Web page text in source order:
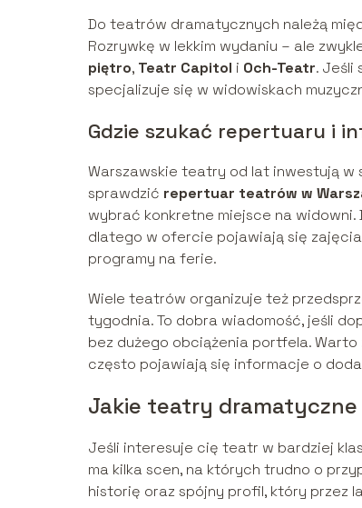
Do teatrów dramatycznych należą
Rozrywkę w lekkim wydaniu – ale
piętro, Teatr Capitol i Och-Teatr. Jeśli
specjalizuje się w widowiskach
Gdzie szukać repertuaru i
Warszawskie teatry od lat inwestują w
sprawdzić repertuar teatrów w
wybrać konkretne miejsce na widowni.
dlatego w ofercie pojawiają się
programy na ferie.
Wiele teatrów organizuje też
tygodnia. To dobra wiadomość, jeśli
bez dużego obciążenia portfela.
często pojawiają się informacje o
Jakie teatry
Jeśli interesuje cię teatr w bardziej
ma kilka scen, na których trudno o
historię oraz spójny profil, który przez